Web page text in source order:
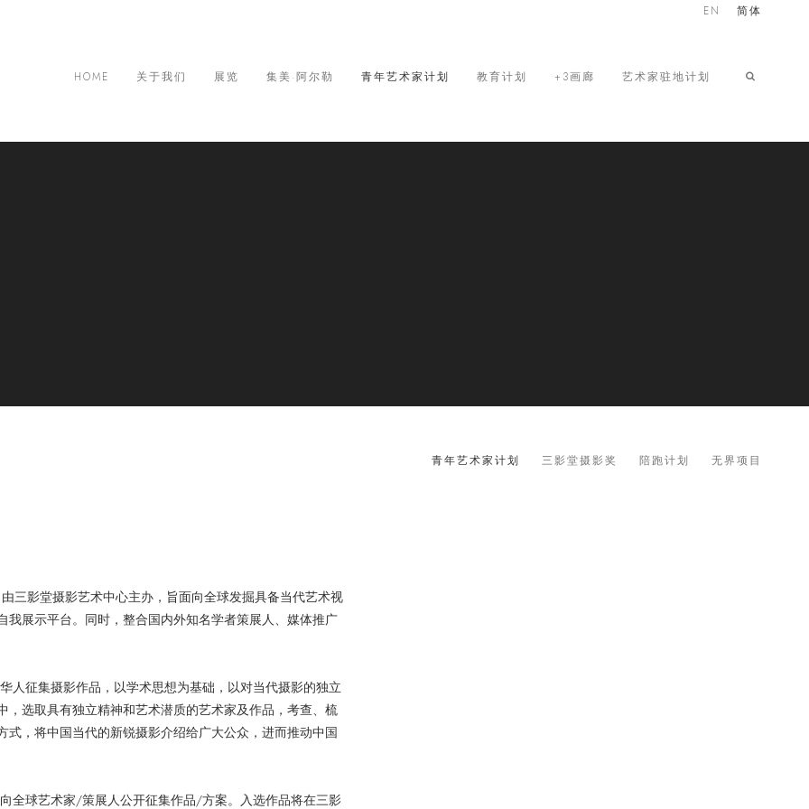
HOME 关于我们 展览 集美·阿尔勒 青年艺术家计划 教育计划 +3画廊 艺术家驻地计划
EN 简体
青年艺术家计划 三影堂摄影奖 陪跑计划 无界项目
由三影堂摄影艺术中心主办，旨面向全球发掘具备当代艺术视
展示平台。同时，整合国内外知名学者策展人、媒体推广
人征集摄影作品， 以学术思想为基础，以对当代摄影的独立
选取具有独立精神和艺术潜质的艺术家及作品，考查、梳
，将中国当代的新锐摄影介绍给广大公众，进而推动中国
全球艺术家/策展人公开征集作品/方案。入选作品将在三影